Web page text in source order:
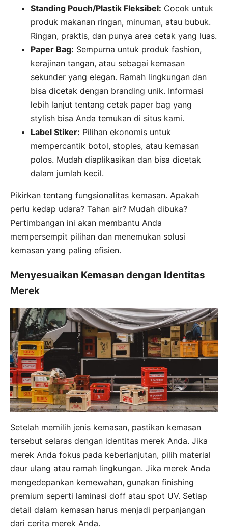
Standing Pouch/Plastik Fleksibel: Cocok untuk
produk makanan ringan, minuman, atau bubuk.
Ringan, praktis, dan punya area cetak yang luas.
Paper Bag: Sempurna untuk produk fashion,
kerajinan tangan, atau sebagai kemasan
sekunder yang elegan. Ramah lingkungan dan
bisa dicetak dengan branding unik. Informasi
lebih lanjut tentang cetak paper bag yang
stylish bisa Anda temukan di situs kami.
Label Stiker: Pilihan ekonomis untuk
mempercantik botol, stoples, atau kemasan
polos. Mudah diaplikasikan dan bisa dicetak
dalam jumlah kecil.
Pikirkan tentang fungsionalitas kemasan. Apakah
perlu kedap udara? Tahan air? Mudah dibuka?
Pertimbangan ini akan membantu Anda
mempersempit pilihan dan menemukan solusi
kemasan yang paling efisien.
Menyesuaikan Kemasan dengan Identitas
Merek
Setelah memilih jenis kemasan, pastikan kemasan
tersebut selaras dengan identitas merek Anda. Jika
merek Anda fokus pada keberlanjutan, pilih material
daur ulang atau ramah lingkungan. Jika merek Anda
mengedepankan kemewahan, gunakan finishing
premium seperti laminasi doff atau spot UV. Setiap
detail dalam kemasan harus menjadi perpanjangan
dari cerita merek Anda.